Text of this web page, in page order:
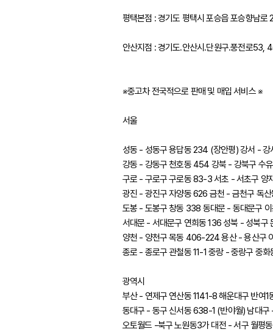
평택본점 : 경기도 평택시 포승읍 포승향남로
안산지점 : 경기도.안산시.단원구.풍전로53,
※중고차 전국적으로 판매 및 매입 서비스 ※
서울
성동 - 성동구 용답동 234 (장안평) 강서 -
강동 - 강동구 천호동 454 강북 - 강북구 수
구로 - 구로구 구로동 83-3 서초 - 서초구 양
광진 - 광진구 자양동 626 금천 - 금천구 독
도봉 - 도봉구 창동 338 동대문 - 동대문구
서대문 - 서대문구 연희동 136 성북 - 성북
양천 - 양천구 목동 406-224 용산 - 용산구
종로 - 종로구 관철동 11-1 중랑 - 중랑구 중
광역시
부산 - 연제구 연산동 1141-8 해운대구 반여
동대구 - 동구 신서동 638-1 (반야월) 남대
오토월드 -북구 노원동3가 대전 - 서구 월평